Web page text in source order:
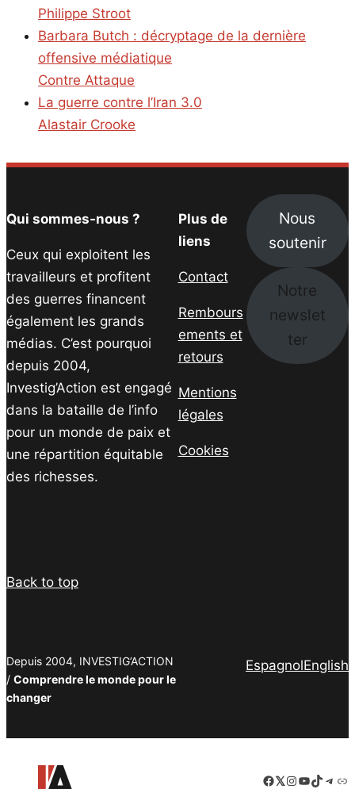
Philippe Stroot
Barbara Butch : décryptage de la dernière
offensive médiatique
Contre Attaque
La guerre contre l’Iran 3.0
Alastair Crooke
Qui sommes-nous ?
Ceux qui exploitent les
travailleurs et profitent
des guerres financent
également les grands
médias. C’est pourquoi
depuis 2004,
Investig’Action est engagé
dans la bataille de l’info
pour un monde de paix et
une répartition équitable
des richesses.
Plus de
liens
Contact
Rembours
ements et
retours
Mentions
légales
Cookies
Nous
soutenir
Notre
newslet
ter
Back to top
Depuis 2004, INVESTIG’ACTION
/ Comprendre le monde pour le
changer
EspagnolEnglish
Facebook
LinkedIn
Instagram
YouTube
TikTok